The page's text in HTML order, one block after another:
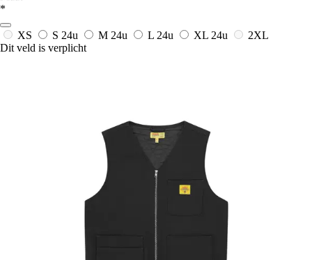
*
XS S 24u M 24u L 24u XL 24u
2XL
Dit veld is verplicht